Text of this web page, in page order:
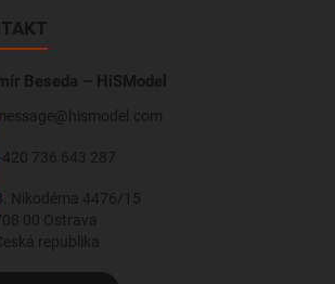
Beseda – HiSModel
736 643 287
Nikodéma 4476/15
00 Ostrava
republika